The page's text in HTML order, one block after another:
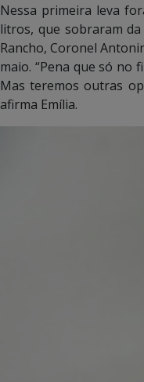
Nessa primeira leva
litros, que sobraram
Rancho, Coronel
maio. “Pena que só no
Mas teremos outras
afirma Emília.